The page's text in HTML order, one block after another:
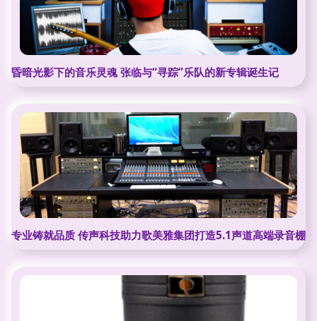
昏暗光影下的音乐灵魂 张临与“寻踪”乐队的新专辑诞生记
专业铸就品质 传声科技助力歌美雅集团打造5.1声道高端录音棚